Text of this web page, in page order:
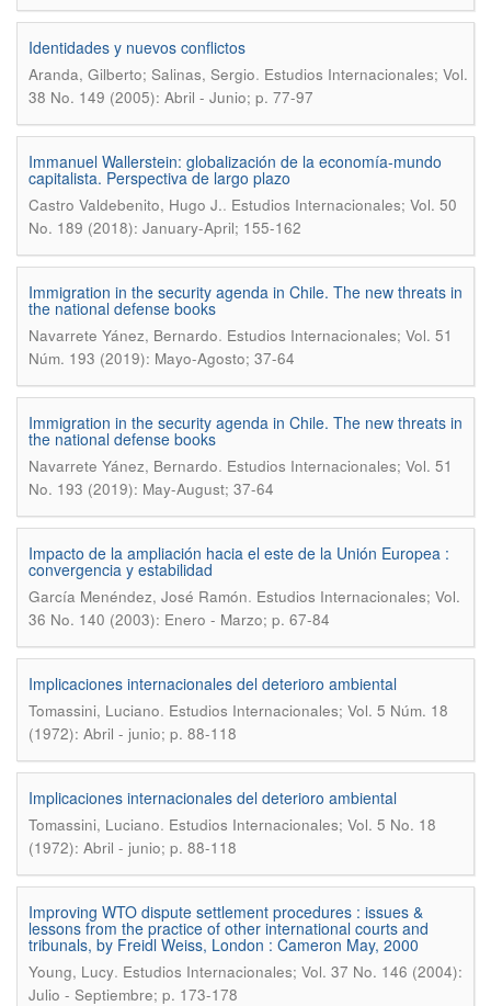
Identidades y nuevos conflictos
Aranda, Gilberto; Salinas, Sergio. Estudios Internacionales; Vol.
38 No. 149 (2005): Abril - Junio; p. 77-97
Immanuel Wallerstein: globalización de la economía-mundo
capitalista. Perspectiva de largo plazo
Castro Valdebenito, Hugo J.. Estudios Internacionales; Vol. 50
No. 189 (2018): January-April; 155-162
Immigration in the security agenda in Chile. The new threats in
the national defense books
Navarrete Yánez, Bernardo. Estudios Internacionales; Vol. 51
Núm. 193 (2019): Mayo-Agosto; 37-64
Immigration in the security agenda in Chile. The new threats in
the national defense books
Navarrete Yánez, Bernardo. Estudios Internacionales; Vol. 51
No. 193 (2019): May-August; 37-64
Impacto de la ampliación hacia el este de la Unión Europea :
convergencia y estabilidad
García Menéndez, José Ramón. Estudios Internacionales; Vol.
36 No. 140 (2003): Enero - Marzo; p. 67-84
Implicaciones internacionales del deterioro ambiental
Tomassini, Luciano. Estudios Internacionales; Vol. 5 Núm. 18
(1972): Abril - junio; p. 88-118
Implicaciones internacionales del deterioro ambiental
Tomassini, Luciano. Estudios Internacionales; Vol. 5 No. 18
(1972): Abril - junio; p. 88-118
Improving WTO dispute settlement procedures : issues &
lessons from the practice of other international courts and
tribunals, by Freidl Weiss, London : Cameron May, 2000
Young, Lucy. Estudios Internacionales; Vol. 37 No. 146 (2004):
Julio - Septiembre; p. 173-178